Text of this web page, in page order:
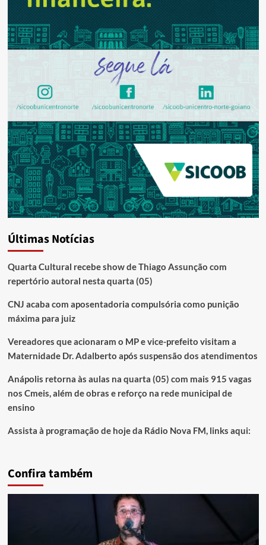
Últimas Notícias
Quarta Cultural recebe show de Thiago Assunção com
repertório autoral nesta quarta (05)
CNJ acaba com aposentadoria compulsória como punição
máxima para juiz
Vereadores que acionaram o MP e vice-prefeito visitam a
Maternidade Dr. Adalberto após suspensão dos atendimentos
Anápolis retorna às aulas na quarta (05) com mais 915 vagas
nos Cmeis, além de obras e reforço na rede municipal de
ensino
Assista à programação de hoje da Rádio Nova FM, links aqui:
Confira também